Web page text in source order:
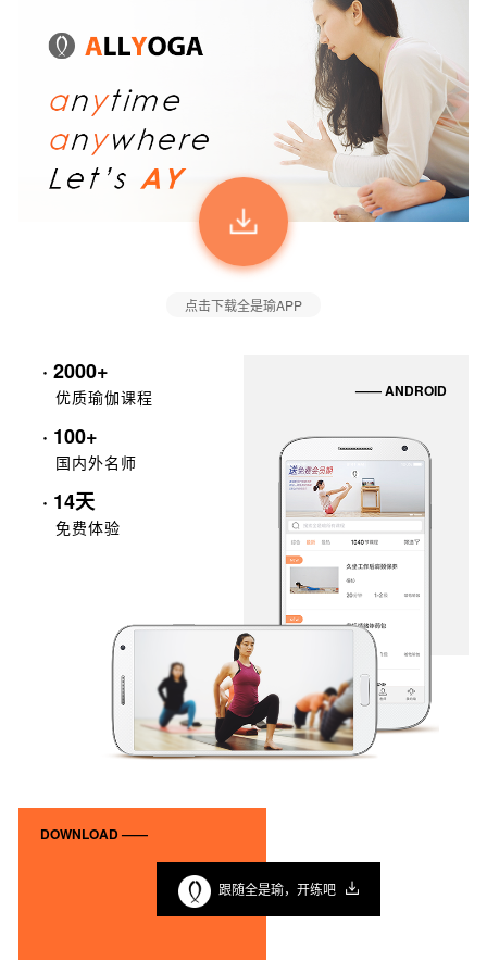
点击下载全是瑜APP
· 2000+
优质瑜伽课程
· 100+
国内外名师
· 14天
免费体验
—— ANDROID
DOWNLOAD ——
跟随全是瑜，开练吧